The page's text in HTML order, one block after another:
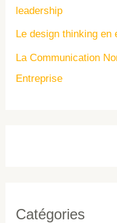
leadership
Le design thinking en
La Communication
Entreprise
Catégories